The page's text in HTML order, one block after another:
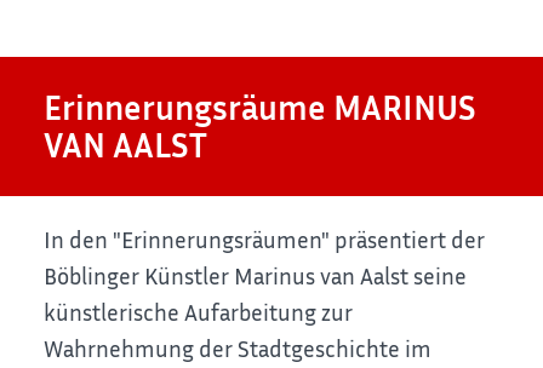
Erinnerungsräume MARINUS
VAN AALST
In den "Erinnerungsräumen" präsentiert der
Böblinger Künstler Marinus van Aalst seine
künstlerische Aufarbeitung zur
Wahrnehmung der Stadtgeschichte im